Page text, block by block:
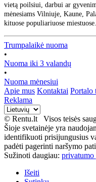
vietą poilsiui, darbui ar
mėnesiams Vilniuje, Kaune,
kituose populiariuose miestuose.
Trumpalaikė nuoma
•
Nuoma iki 3 valandų
•
Nuoma mėnesiui
Apie mus Kontaktai Portalo
Reklama
© Rentu.lt Visos teisės
Šioje svetainėje yra
identifikuoti prisijungusius
padėti pagerinti naršymo
Sužinoti daugiau: privatumo
Išeiti